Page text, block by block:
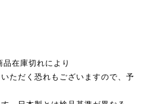
品在庫切れにより
ただく恐れもございますので、予